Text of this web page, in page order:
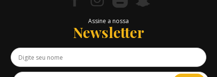
Assine a nossa
Newsletter